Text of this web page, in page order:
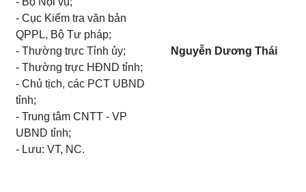
- Cục Kiểm tra văn bản
QPPL, Bộ Tư pháp;
- Thường trực Tỉnh ủy;
- Thường trực HĐND tỉnh;
- Chủ tịch, các PCT UBND
tỉnh;
- Trung tâm CNTT - VP
UBND tỉnh;
- Lưu: VT, NC.
Nguyễn Dương Thái